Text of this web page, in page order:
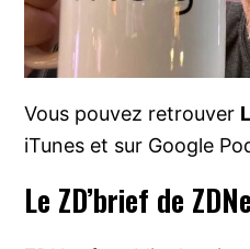
Vous pouvez retrouver
iTunes et sur Google
Le ZD’brief de